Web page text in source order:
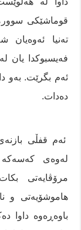
قوماشێکی
تەنیا
فەیسبوکدا یان
ئەم بگرێت. بەو
دەدات.
ئەم قفڵی
لەوەی
مرۆڤایەتی
هاموشۆیەتی و
باوەڕەوە داوا